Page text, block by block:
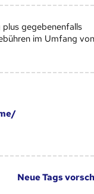
gegebenenfalls
im Umfang
Neue Tags